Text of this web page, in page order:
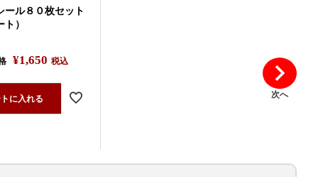
ール８０枚セット
）
¥1,650 税込
に入れる 次へ